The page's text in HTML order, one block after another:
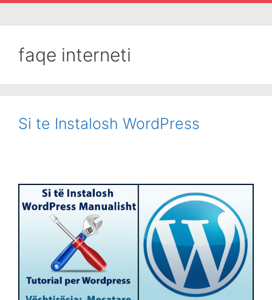
faqe interneti
Si te Instalosh WordPress